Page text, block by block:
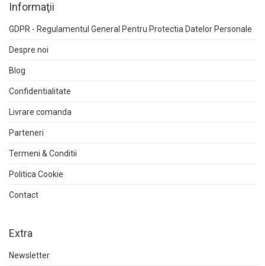
Informaţii
GDPR - Regulamentul General Pentru Protectia Datelor Personale
Despre noi
Blog
Confidentialitate
Livrare comanda
Parteneri
Termeni & Conditii
Politica Cookie
Contact
Extra
Newsletter